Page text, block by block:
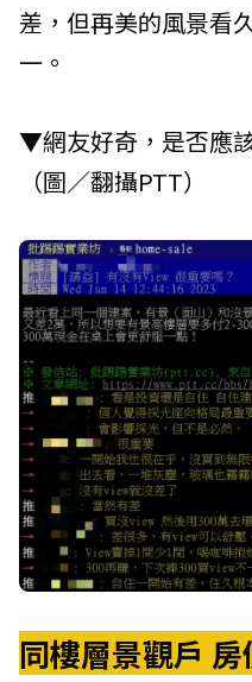
差，但再美的風景看
一。
▼網友好奇，是否應
（圖／翻攝PTT）
同樓層景觀戶